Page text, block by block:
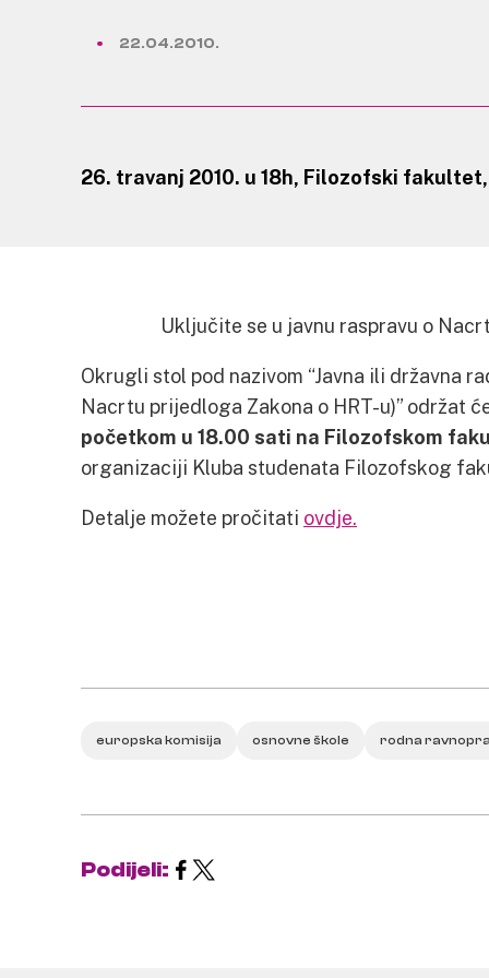
22.04.2010.
26. travanj 2010. u 18h, Filozofski
Uključite se u javnu raspravu o
Okrugli stol pod nazivom “Javna ili državna
Nacrtu prijedloga Zakona o HRT-u)” održat
početkom u 18.00 sati na Filozofskom
organizaciji Kluba studenata Filozofskog
Detalje možete pročitati ovdje.
europska komisija osnovne škole rodna
Podijeli: